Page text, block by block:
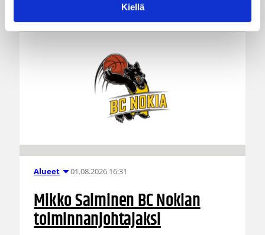
Kiellä
Alueet 01.08.2026 16:31
Mikko Salminen BC Nokian
toiminnanjohtajaksi